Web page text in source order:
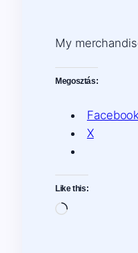
My
Megosztás:
Facebook
X
Like this:
Loading…